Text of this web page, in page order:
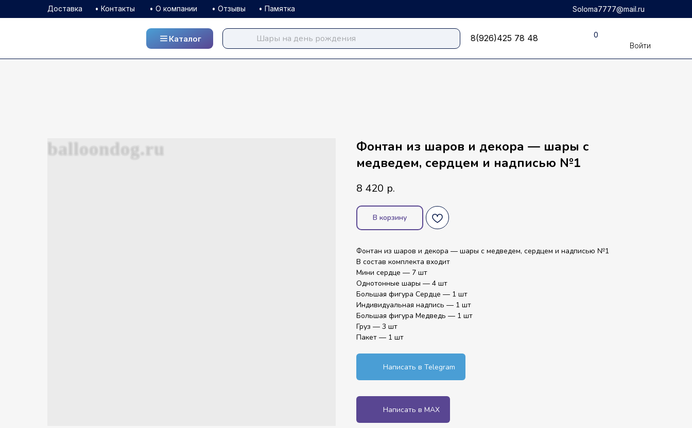
Soloma7777@mail.ru
• Памятка
• Отзывы
• О компании
• Контакты
Доставка
Каталог
Войти
0
8(926)425 78 48
Каталог 8(926)425 78 48
balloondog.ru balloondog.ruФонтан из шаров и декора — шары с
медведем, сердцем и надписью №1
8 420 р.
В корзину
Фонтан из шаров и декора — шары с медведем, сердцем и надписью №1
В состав комплекта входит
Мини сердце — 7 шт
Однотонные шары — 4 шт
Большая фигура Сердце — 1 шт
Индивидуальная надпись — 1 шт
Большая фигура Медведь — 1 шт
Груз — 3 шт
Пакет — 1 шт
Написать в Telegram
Написать в MAX